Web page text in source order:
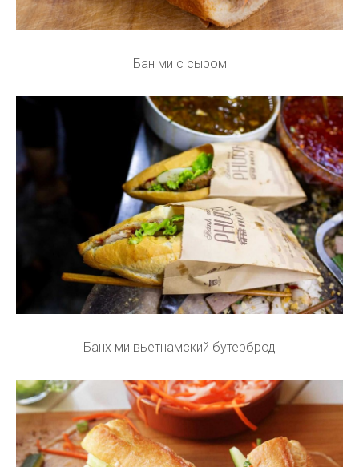
Бан ми с сыром
Банх ми вьетнамский бутерброд